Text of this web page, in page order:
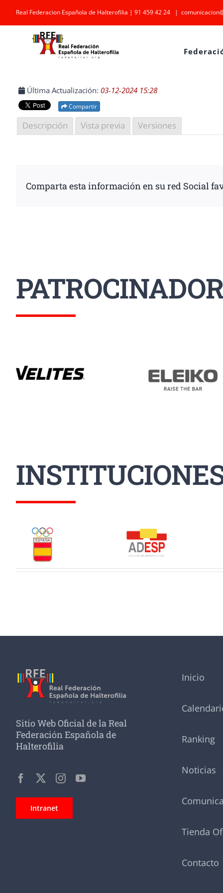
Saltar
al
contenido
Real Federacion Española de Halterofilia | 91 459 42 24 |
Última Actualización: 03-12-2024 15:28
Compartir
Descripción Vista previa Versiones
Comparta esta información en su red Social
Sitio Web Oficial de la Real
Federación Española de
Halterofilia
Intranet
Inicio
Ranking
Noticias
Tienda
Contacto